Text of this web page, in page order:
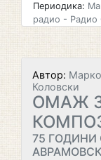
Периодика:
радио - Радио
Автор: Марко
Коловски
ОМАЖ
75